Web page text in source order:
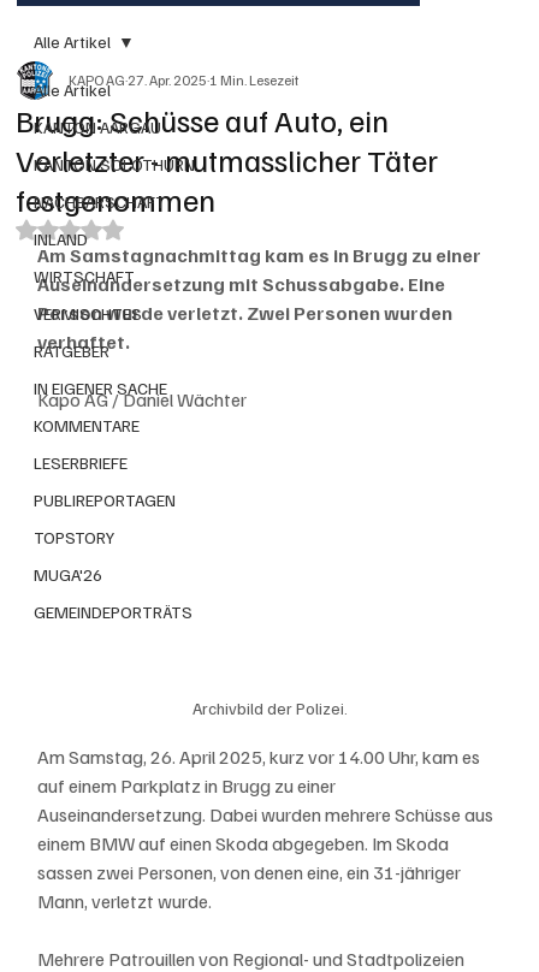
Alle Artikel
KANTON AARGAU
KANTON SOLOTHURN
NACHBARSCHAFT
INLAND
WIRTSCHAFT
VERMISCHTES
RATGEBER
IN EIGENER SACHE
KOMMENTARE
LESERBRIEFE
PUBLIREPORTAGEN
TOPSTORY
MUGA'26
GEMEINDEPORTRÄTS
Alle Artikel
Brugg: Schüsse auf Auto, ein
Verletzter - mutmasslicher Täter
festgenommen
KAPO AG27. Apr. 20251 Min. Lesezeit
Mit NaN von 5 Sternen bewertet.
Am Samstagnachmittag kam es in Brugg zu einer
Auseinandersetzung mit Schussabgabe. Eine
Person wurde verletzt. Zwei Personen wurden
verhaftet.
Kapo AG / Daniel Wächter
Archivbild der Polizei.
Am Samstag, 26. April 2025, kurz vor 14.00 Uhr, kam es
auf einem Parkplatz in Brugg zu einer
Auseinandersetzung. Dabei wurden mehrere Schüsse aus
einem BMW auf einen Skoda abgegeben. Im Skoda
sassen zwei Personen, von denen eine, ein 31-jähriger
Mann, verletzt wurde.
Mehrere Patrouillen von Regional- und Stadtpolizeien